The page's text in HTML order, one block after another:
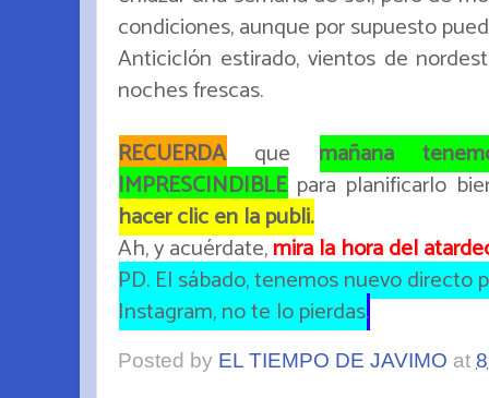
condiciones, aunque por supuesto
Anticiclón estirado, vientos de
noches frescas.
RECUERDAque mañana
IMPRESCINDIBLEpara planificarlo
hacer clic en la publi.
Ah, y acuérdate,mira la hora del
PD. El sábado, tenemos nuevo directo
Instagram, no te lo pierdas.
Posted by EL TIEMPO DE JAVIMO at